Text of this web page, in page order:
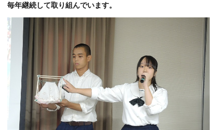
毎年継続して取り組んでいます。